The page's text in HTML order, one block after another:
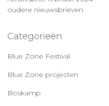
oudere nieuwsbrieven
Categorieën
Blue Zone Festival
Blue Zone projecten
Boskamp